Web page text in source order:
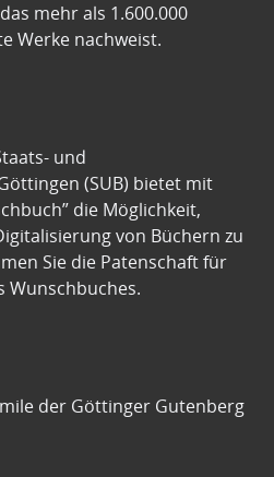
mehr als 1.600.000
Werke nachweist.
und
(SUB) bietet mit
die Möglichkeit,
von Büchern zu
Sie die Patenschaft für
Wunschbuches.
der Göttinger Gutenberg